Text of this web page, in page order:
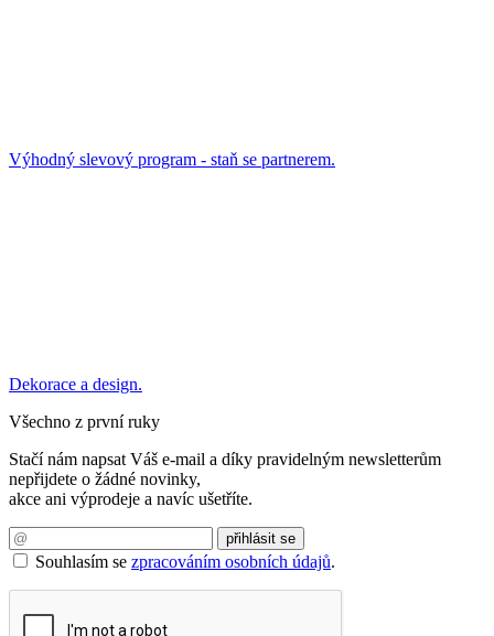
Výhodný slevový program - staň se partnerem.
Dekorace a design.
Všechno z první ruky
Stačí nám napsat Váš e-mail a díky pravidelným newsletterům
nepřijdete o žádné novinky,
akce ani výprodeje a navíc ušetříte.
Souhlasím se zpracováním osobních údajů.